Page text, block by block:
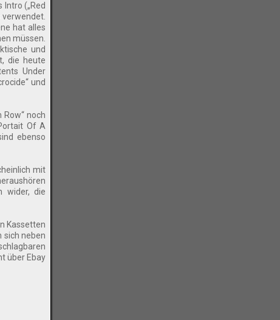
(„Red
hat alles
müssen.
und
die heute
Under
und
noch
Of A
ebenso
mit
wider, die
Kassetten
sich neben
über Ebay